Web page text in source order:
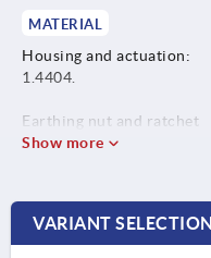
MATERIAL
Housing and actuation:
1.4404.
Earthing nut and ratchet
screw: 1.4301.
Show more
VARIANT SELECTION